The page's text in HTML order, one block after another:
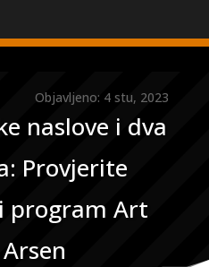
Objavljeno: 4 stu, 2023
naslove i dva
Provjerite
program Art